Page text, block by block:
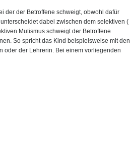
der der Betroffene schweigt, obwohl dafür
dabei zwischen dem selektiven (
Mutismus schweigt der Betroffene
So spricht das Kind beispielsweise mit den
oder der Lehrerin. Bei einem vorliegenden